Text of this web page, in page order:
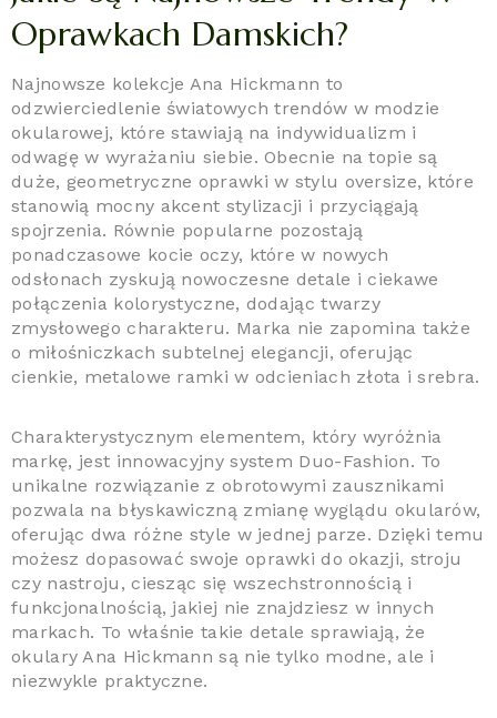
Oprawkach Damskich?
Najnowsze kolekcje Ana Hickmann to
odzwierciedlenie światowych trendów w modzie
okularowej, które stawiają na indywidualizm i
odwagę w wyrażaniu siebie. Obecnie na topie są
duże, geometryczne oprawki w stylu oversize, które
stanowią mocny akcent stylizacji i przyciągają
spojrzenia. Równie popularne pozostają
ponadczasowe kocie oczy, które w nowych
odsłonach zyskują nowoczesne detale i ciekawe
połączenia kolorystyczne, dodając twarzy
zmysłowego charakteru. Marka nie zapomina także
o miłośniczkach subtelnej elegancji, oferując
cienkie, metalowe ramki w odcieniach złota i srebra.
Charakterystycznym elementem, który wyróżnia
markę, jest innowacyjny system Duo-Fashion. To
unikalne rozwiązanie z obrotowymi zausznikami
pozwala na błyskawiczną zmianę wyglądu okularów,
oferując dwa różne style w jednej parze. Dzięki temu
możesz dopasować swoje oprawki do okazji, stroju
czy nastroju, ciesząc się wszechstronnością i
funkcjonalnością, jakiej nie znajdziesz w innych
markach. To właśnie takie detale sprawiają, że
okulary Ana Hickmann są nie tylko modne, ale i
niezwykle praktyczne.